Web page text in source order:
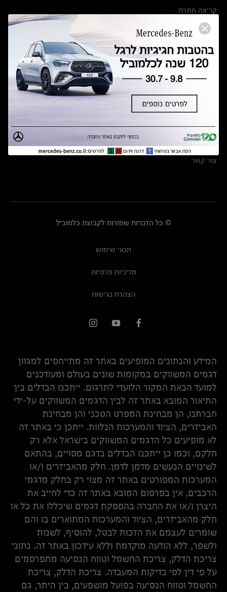
קריאה חוזרת
הודעה על הטבות לרכבי מרצדס בהסדר פשרה בתצ 56447-02-19
תקנון ימי מכירות 120 לכלמוביל
מצאו אותנו
אולמות תצוגה
מרכזי שירות
צור קשר
© כל הזכויות שמורות לקבוצת כלמוביל
תנאי שימוש
מדיניות פרטיות
הצהרת נגישות
המידע והנתונים המופיעים באתר זה מתייחסים למגוון
דגמים המשווקים במקומות שונים בעולם ומעודכנים
למועד הבאת המקור הלועדי לתרגום. ייתכנו הבדלים בין
התיאור המובא באתר זה לבין הדגמים המשווקים על-ידי
חברתנו, הן מבחינת המפרט הטכני והן מבחינת
האביזרים, הציוד והמערכות הנלוות. ייתכן כי באתר זה
לא מופיעים כל הדגמים המשווקים בישראל אלא רק
חלקם, וכמו כן ייתכנו הבדלים בדגם מסויים, בהתאם
לשינויים הנעשים מדמן לדמן. חלק מהאביזרים ו/או
המערכות המפורטים באתר זה מצוי רק בחלק מדגמי
הרכבים, אין בפרסום המובא באתר זה כדי לחייב את
היצרן ו/או את החברה בהספקת דגמים שיכללו את כל או
חלק מהאביזרים, הציוד והמערכות המתוארים בו והם
שומרים לעצמם את הזכות לבטל, להוסיף, לשנות
ולשפר, ללא הודעה מוקדמת וללא עידכון באתר זה. נתוני
צריכת הדלק, צריכת החשמל וטווח הנסיעה מתפרסמים
על פי דין לפי בדיקות המעבדה. צריכת הדלק, צריכת
החשמל וטווח הנסיעה בפועל מושפעים, בין היתר, גם